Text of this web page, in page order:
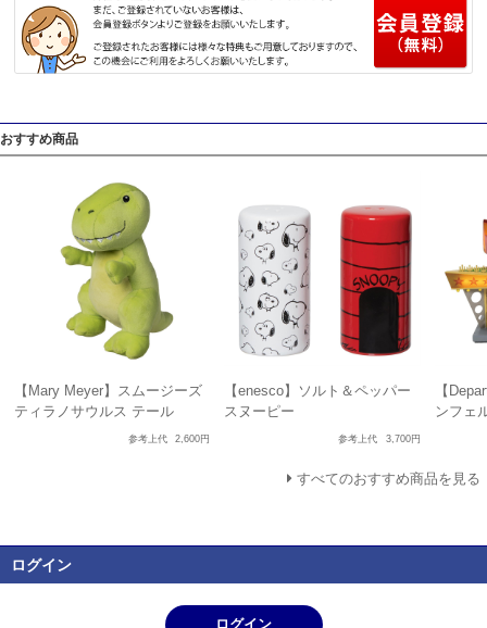
おすすめ商品
【Mary Meyer】スムージーズ
ティラノサウルス テール
参考上代 2,600円
【enesco】ソルト＆ペッパー
スヌーピー
参考上代 3,700円
【
ンフェ
すべてのおすすめ商品を見る
ログイン
ログイン